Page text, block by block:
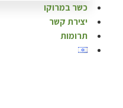
כשר במרוקו
יצירת קשר
תרומות